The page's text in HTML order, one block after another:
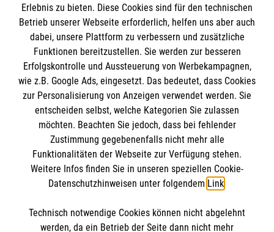
Informationen
Impressum
Datenschutz
Kontakt
Die Malteser
Malteser in Deutschland
Sharepoint
So finden Sie uns
Erlebnis zu bieten. Diese Cookies sind für den technischen
Betrieb unserer Webseite erforderlich, helfen uns aber auch
dabei, unsere Plattform zu verbessern und zusätzliche
Funktionen bereitzustellen. Sie werden zur besseren
Erfolgskontrolle und Aussteuerung von Werbekampagnen,
wie z.B. Google Ads, eingesetzt. Das bedeutet, dass Cookies
zur Personalisierung von Anzeigen verwendet werden. Sie
entscheiden selbst, welche Kategorien Sie zulassen
möchten. Beachten Sie jedoch, dass bei fehlender
Zustimmung gegebenenfalls nicht mehr alle
Funktionalitäten der Webseite zur Verfügung stehen.
Weitere Infos finden Sie in unseren speziellen Cookie-
Datenschutzhinweisen unter folgendem Link.
Technisch notwendige Cookies können nicht abgelehnt
werden, da ein Betrieb der Seite dann nicht mehr